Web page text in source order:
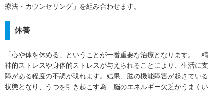
療法・カウンセリング」を組み合わせます。
休養
「心や体を休める」ということが一番重要な治療となります。 精
神的ストレスや身体的ストレスが与えられることにより、生活に支
障がある程度の不調が現れます。結果、脳の機能障害が起きている
状態となり、うつを引き起こす為、脳のエネルギー欠乏がうまくい